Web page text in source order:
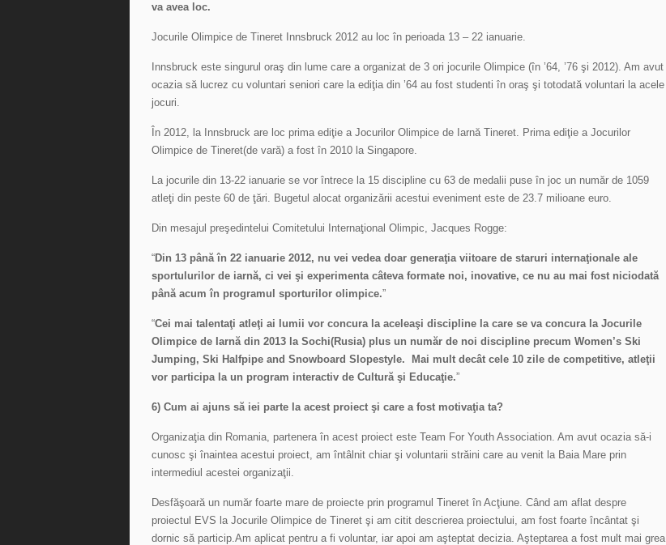
va avea loc.
Jocurile Olimpice de Tineret Innsbruck 2012 au loc în perioada 13 – 22 ianuarie.
Innsbruck este singurul oraş din lume care a organizat de 3 ori jocurile Olimpice (în ’64, ’76 şi 2012). Am avut
ocazia să lucrez cu voluntari seniori care la ediţia din ’64 au fost studenti în oraş şi totodată voluntari la acele
jocuri.
În 2012, la Innsbruck are loc prima ediţie a Jocurilor Olimpice de Iarnă Tineret. Prima ediţie a Jocurilor
Olimpice de Tineret(de vară) a fost în 2010 la Singapore.
La jocurile din 13-22 ianuarie se vor întrece la 15 discipline cu 63 de medalii puse în joc un număr de 1059
atleţi din peste 60 de ţări. Bugetul alocat organizării acestui eveniment este de 23.7 milioane euro.
Din mesajul preşedintelui Comitetului Internaţional Olimpic, Jacques Rogge:
“Din 13 până în 22 ianuarie 2012, nu vei vedea doar generaţia viitoare de staruri internaţionale ale
sportulurilor de iarnă, ci vei şi experimenta câteva formate noi, inovative, ce nu au mai fost niciodată
până acum în programul sporturilor olimpice.”
“Cei mai talentaţi atleţi ai lumii vor concura la aceleaşi discipline la care se va concura la Jocurile
Olimpice de Iarnă din 2013 la Sochi(Rusia) plus un număr de noi discipline precum Women’s Ski
Jumping, Ski Halfpipe and Snowboard Slopestyle. Mai mult decât cele 10 zile de competitive, atleţii
vor participa la un program interactiv de Cultură şi Educaţie.”
6) Cum ai ajuns să iei parte la acest proiect şi care a fost motivaţia ta?
Organizaţia din Romania, partenera în acest proiect este Team For Youth Association. Am avut ocazia să-i
cunosc şi înaintea acestui proiect, am întâlnit chiar şi voluntarii străini care au venit la Baia Mare prin
intermediul acestei organizaţii.
Desfăşoară un număr foarte mare de proiecte prin programul Tineret în Acţiune. Când am aflat despre
proiectul EVS la Jocurile Olimpice de Tineret şi am citit descrierea proiectului, am fost foarte încântat şi
dornic să particip.Am aplicat pentru a fi voluntar, iar apoi am aşteptat decizia. Aşteptarea a fost mult mai grea